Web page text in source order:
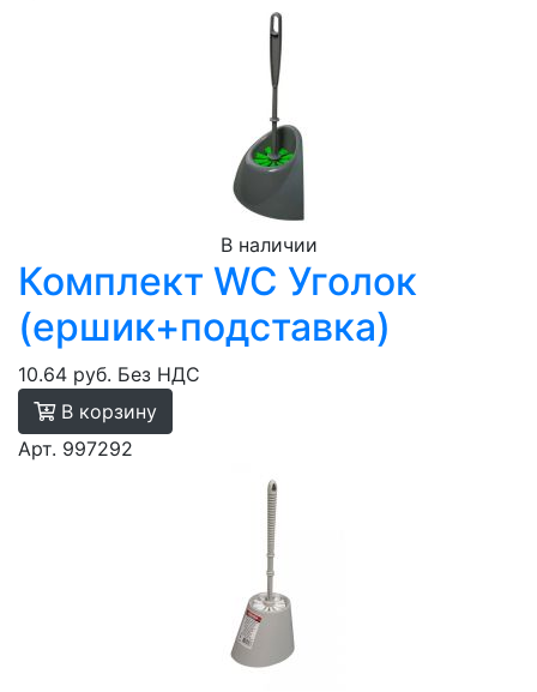
В наличии
Комплект WC Уголок
(ершик+подставка)
10.64 руб. Без НДС
В корзину
Арт. 997292